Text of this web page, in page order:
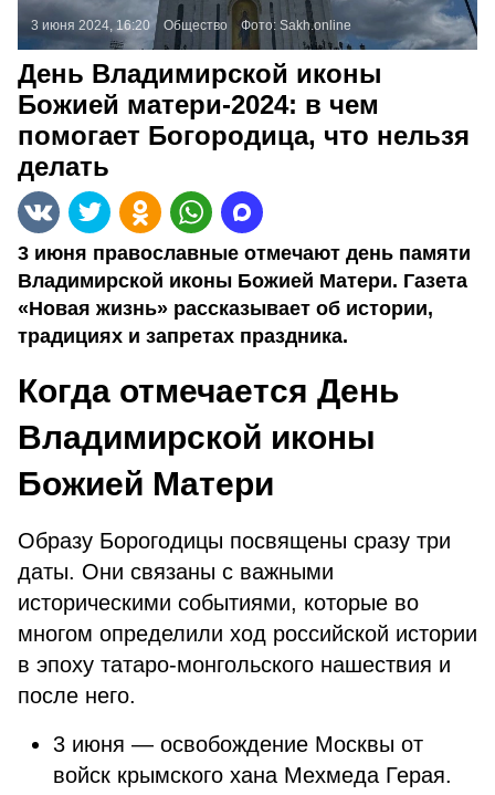
3 июня 2024, 16:20 Общество Фото: Sakh.online
День Владимирской иконы
Божией матери-2024: в чем
помогает Богородица, что нельзя
делать
3 июня православные отмечают день памяти
Владимирской иконы Божией Матери. Газета
«Новая жизнь» рассказывает об истории,
традициях и запретах праздника.
Когда отмечается День
Владимирской иконы
Божией Матери
Образу Борогодицы посвящены сразу три
даты. Они связаны с важными
историческими событиями, которые во
многом определили ход российской истории
в эпоху татаро-монгольского нашествия и
после него.
3 июня — освобождение Москвы от
войск крымского хана Мехмеда Герая.